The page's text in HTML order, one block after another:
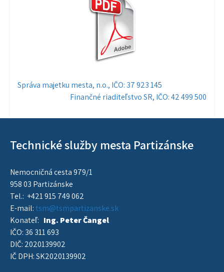
Navigácia
článku
Správa majetku mesta, n.o., IČO: 37 923 145
Finančné riaditeľstvo SR, IČO: 42 499 500
Technické služby mesta Partizánske
Nemocničná cesta 979/1
958 03 Partizánske
Tel.: +421 915 749 062
E-mail:tsm@tsmpartizanske.sk
Konateľ: Ing. Peter Čangel
IČO: 36 311 693
DIČ: 2020139902
IČ DPH: SK2020139902